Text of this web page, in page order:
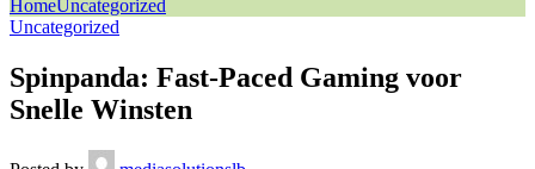
HomeUncategorized
Uncategorized
Spinpanda: Fast‑Paced Gaming voor
Snelle Winsten